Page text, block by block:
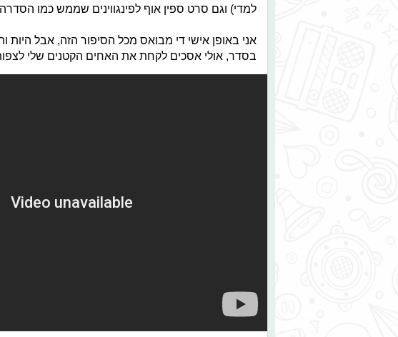
למדי) וגם סרט ספין אוף לפינגווינים שממש כמו
אני באופן אישי די מבואס מכל הסיפור הזה, אבל היות
בסדר, אולי אסכים לקחת את האחים הקטנים שלי